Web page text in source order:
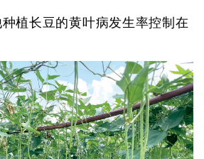
植长豆的黄叶病发生率控制在